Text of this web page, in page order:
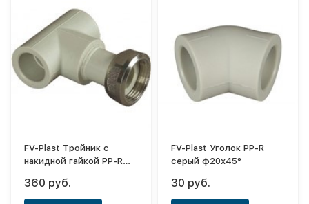
FV-Plast Тройник с
накидной гайкой PP-R
360 руб.
FV-Plast Уголок PP-R
серый ф20х45°
30 руб.